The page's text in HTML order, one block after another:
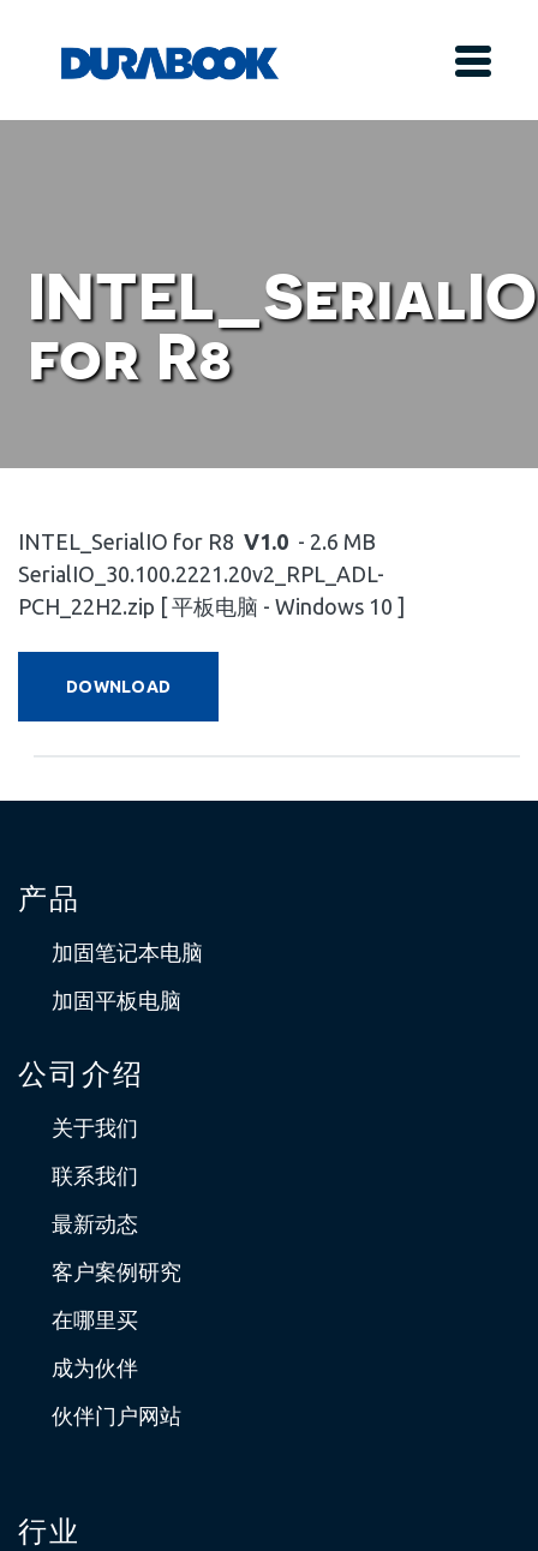
INTEL_SerialIO
for R8
INTEL_SerialIO for R8 V1.0 - 2.6 MB
SerialIO_30.100.2221.20v2_RPL_ADL-
PCH_22H2.zip [ 平板电脑 - Windows 10 ]
DOWNLOAD
产品
加固笔记本电脑
加固平板电脑
公司介绍
关于我们
联系我们
最新动态
客户案例研究
在哪里买
成为伙伴
伙伴门户网站
行业